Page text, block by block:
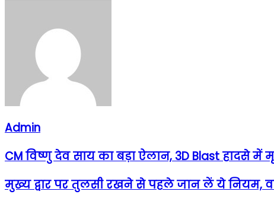
Admin
CM विष्णु देव साय का बड़ा ऐलान, 3D Blast हादसे
मुख्य द्वार पर तुलसी रखने से पहले जान लें ये नियम,